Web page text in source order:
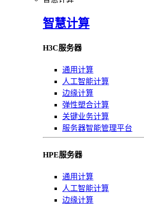
智慧计算
H3C服务器
通用计算
人工智能计算
边缘计算
弹性塑合计算
关键业务计算
服务器智能管理平台
HPE服务器
通用计算
人工智能计算
边缘计算